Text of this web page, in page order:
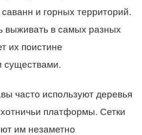
и горных территорий.
выживать в самых разных
их поистине
существами.
часто используют деревья
платформы. Сетки
им незаметно